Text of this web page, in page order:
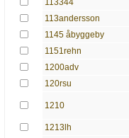
113344
113andersson
1145 åbyggeby
1151rehn
1200adv
120rsu
1210
1213lh